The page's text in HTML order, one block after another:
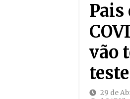
Pais
vão
29 de